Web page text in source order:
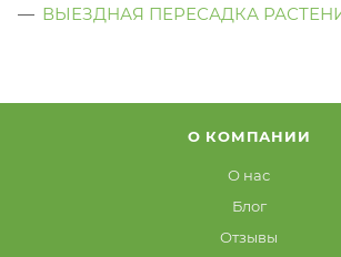
ВЫЕЗДНАЯ ПЕРЕСАДКА
О КОМПАНИИ
О нас
Блог
Отзывы